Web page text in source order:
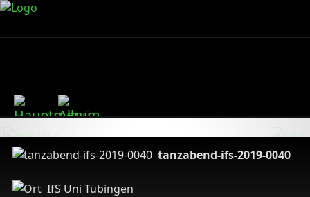
tanzabend-ifs-2019-0040
IfS Uni Tübingen